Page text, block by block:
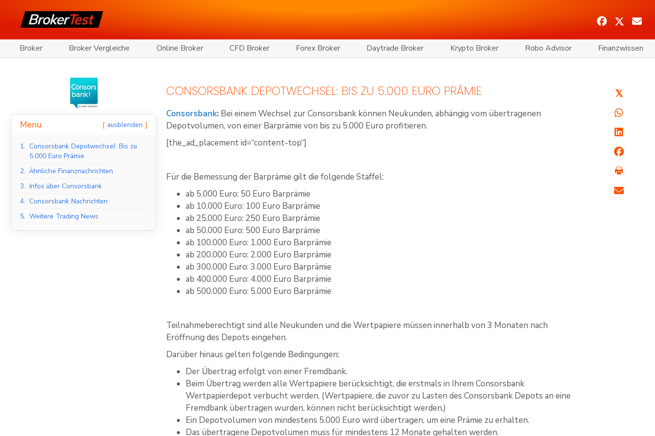
Broker Broker Vergleiche Online Broker CFD Broker Forex Broker Daytrade Broker Krypto Broker Robo Advisor Finanzwissen
Menu ausblenden
1. Consorsbank Depotwechsel: Bis zu
5.000 Euro Prämie
2. Ähnliche Finanznachrichten
3. Infos über Consorsbank
4. Consorsbank Nachrichten
5. Weitere Trading News
CONSORSBANK DEPOTWECHSEL: BIS ZU 5.000 EURO PRÄMIE
Consorsbank: Bei einem Wechsel zur Consorsbank können Neukunden, abhängig vom übertragenen
Depotvolumen, von einer Barprämie von bis zu 5.000 Euro profitieren.
[the_ad_placement id=“content-top“]
Für die Bemessung der Barprämie gilt die folgende Staffel:
ab 5.000 Euro: 50 Euro Barprämie
ab 10.000 Euro: 100 Euro Barprämie
ab 25.000 Euro: 250 Euro Barprämie
ab 50.000 Euro: 500 Euro Barprämie
ab 100.000 Euro: 1.000 Euro Barprämie
ab 200.000 Euro: 2.000 Euro Barprämie
ab 300.000 Euro: 3.000 Euro Barprämie
ab 400.000 Euro: 4.000 Euro Barprämie
ab 500.000 Euro: 5.000 Euro Barprämie
Teilnahmeberechtigt sind alle Neukunden und die Wertpapiere müssen innerhalb von 3 Monaten nach
Eröffnung des Depots eingehen.
Darüber hinaus gelten folgende Bedingungen:
Der Übertrag erfolgt von einer Fremdbank.
Beim Übertrag werden alle Wertpapiere berücksichtigt, die erstmals in Ihrem Consorsbank
Wertpapierdepot verbucht werden. (Wertpapiere, die zuvor zu Lasten des Consorsbank Depots an eine
Fremdbank übertragen wurden, können nicht berücksichtigt werden.)
Ein Depotvolumen von mindestens 5.000 Euro wird übertragen, um eine Prämie zu erhalten.
Das übertragene Depotvolumen muss für mindestens 12 Monate gehalten werden.
𝕏